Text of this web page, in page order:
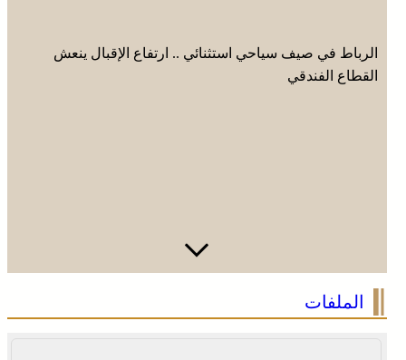
الرباط في صيف سياحي استثنائي .. ارتفاع الإقبال ينعش
القطاع الفندقي
الملفات